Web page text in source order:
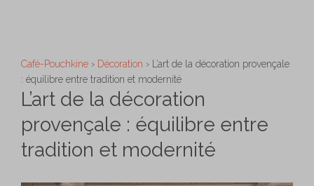
Café-Pouchkine › Décoration ›
L’art de la décoration provençale
: équilibre entre tradition et modernité
L’art de la décoration
provençale : équilibre entre
tradition et modernité